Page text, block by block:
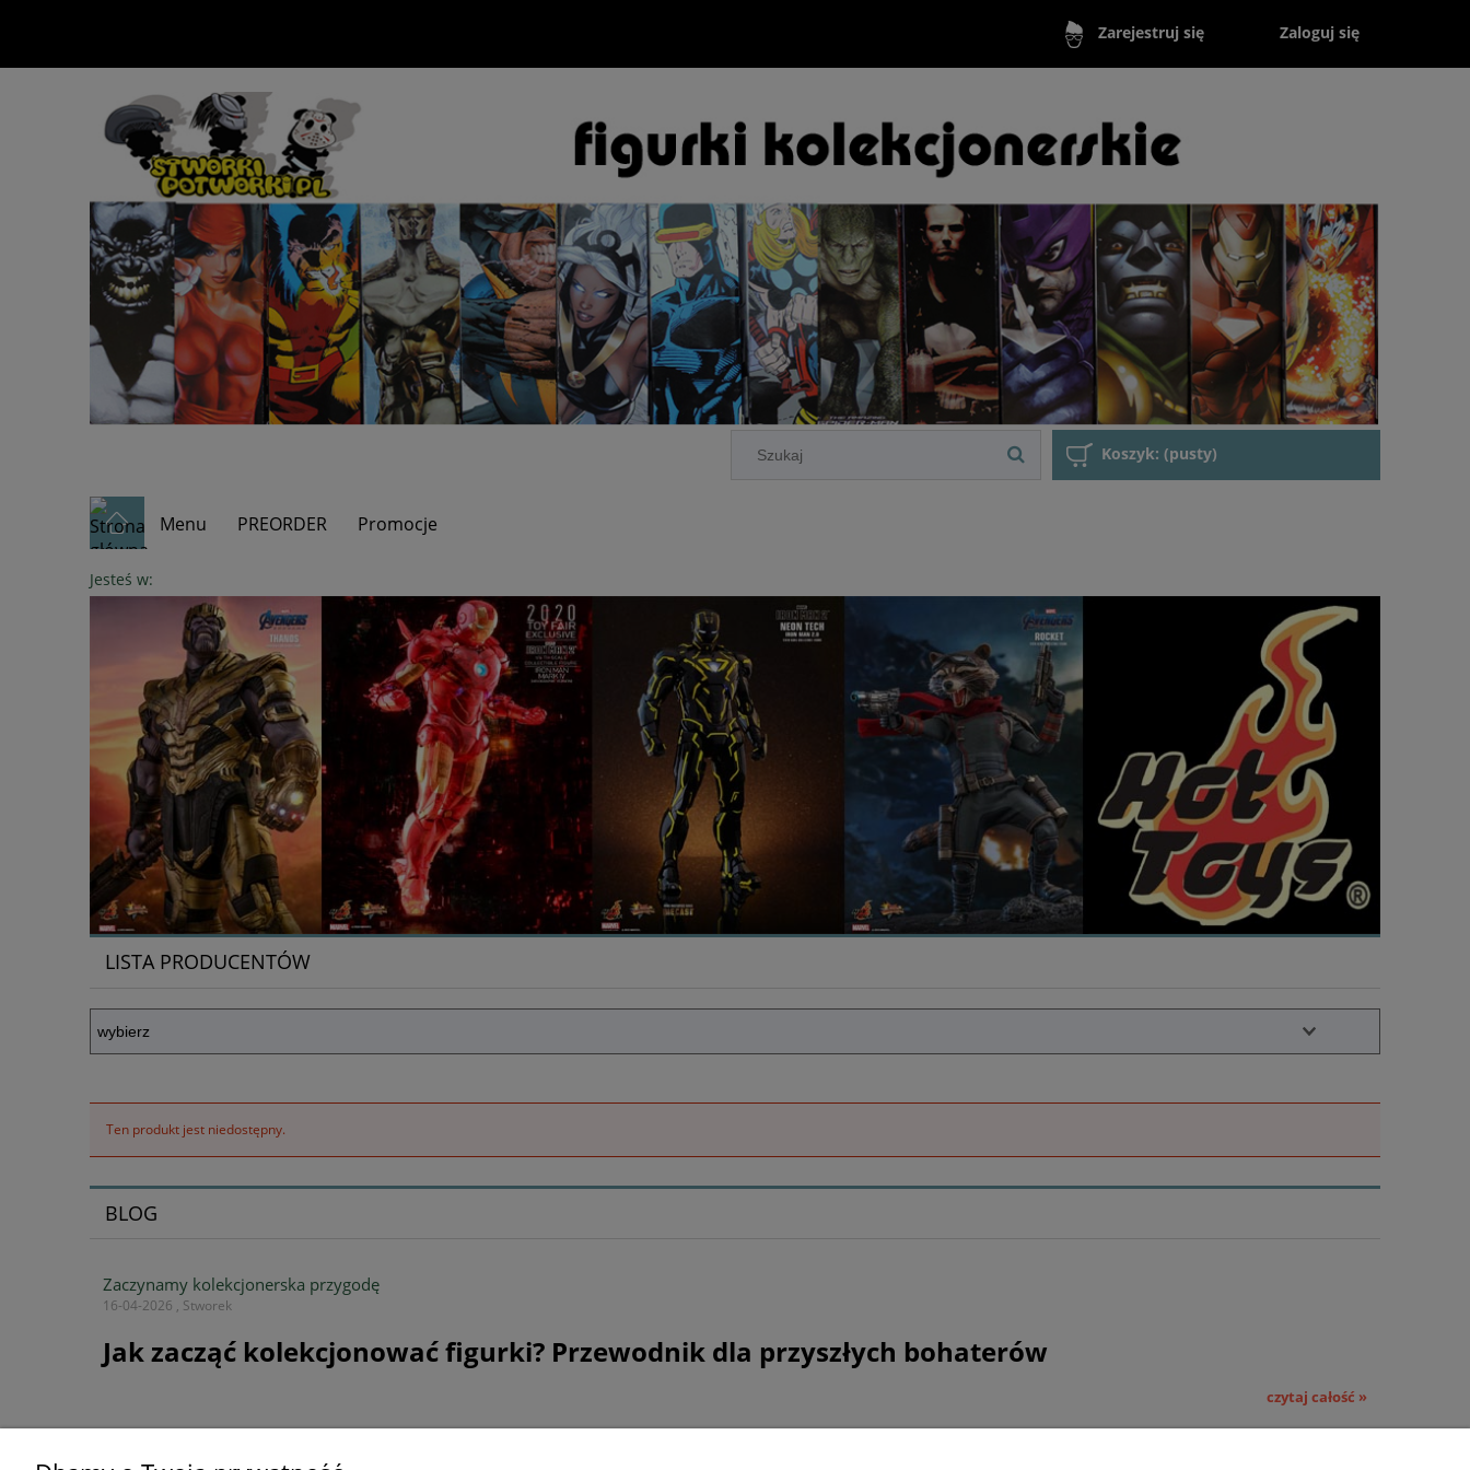
Zarejestruj się Zaloguj się
Koszyk: (pusty)
Menu PREORDER Promocje
Jesteś w:
LISTA PRODUCENTÓW
Ten produkt jest niedostępny.
BLOG
Zaczynamy kolekcjonerska przygodę
16-04-2026 , Stworek
Jak zacząć kolekcjonować figurki? Przewodnik dla przyszłych bohaterów
czytaj całość »